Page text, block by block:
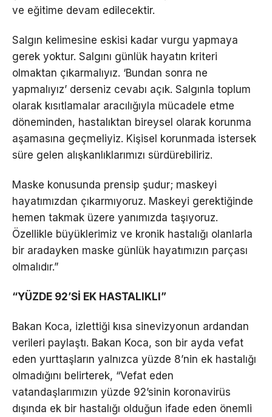
ve eğitime devam edilecektir.
Salgın kelimesine eskisi kadar vurgu yapmaya
gerek yoktur. Salgını günlük hayatın kriteri
olmaktan çıkarmalıyız. ‘Bundan sonra ne
yapmalıyız’ derseniz cevabı açık. Salgınla toplum
olarak kısıtlamalar aracılığıyla mücadele etme
döneminden, hastalıktan bireysel olarak korunma
aşamasına geçmeliyiz. Kişisel korunmada istersek
süre gelen alışkanlıklarımızı sürdürebiliriz.
Maske konusunda prensip şudur; maskeyi
hayatımızdan çıkarmıyoruz. Maskeyi gerektiğinde
hemen takmak üzere yanımızda taşıyoruz.
Özellikle büyüklerimiz ve kronik hastalığı olanlarla
bir aradayken maske günlük hayatımızın parçası
olmalıdır.”
“YÜZDE 92’Sİ EK HASTALIKLI”
Bakan Koca, izlettiği kısa sinevizyonun ardandan
verileri paylaştı. Bakan Koca, son bir ayda vefat
eden yurttaşların yalnızca yüzde 8’nin ek hastalığı
olmadığını belirterek, “Vefat eden
vatandaşlarımızın yüzde 92’sinin koronavirüs
dışında ek bir hastalığı olduğun ifade eden önemli